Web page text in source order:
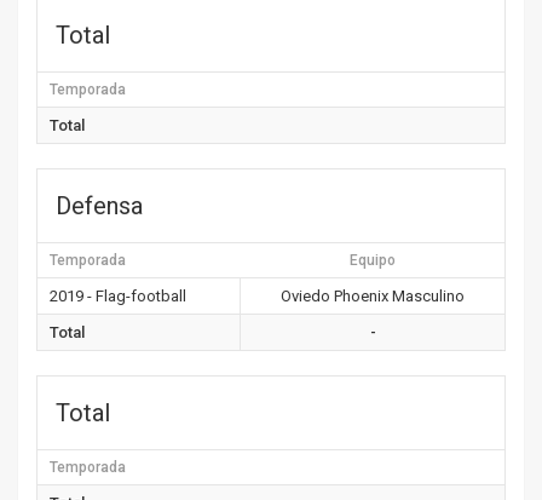
Total
Temporada
Total
Defensa
Temporada Equipo
2019 - Flag-football
Oviedo Phoenix Masculino
Total
-
Total
Temporada